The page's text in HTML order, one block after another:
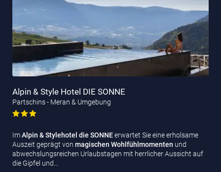
Alpin & Style Hotel DIE SONNE
Partschins - Meran & Umgebung
ImAlpin & Stylehotel die SONNEerwartet Sie eine erholsame
Auszeit geprägt von magischen Wohlfühlmomenten und
abwechslungsreichen Urlaubstagen mit herrlicher Aussicht auf
die Gipfel und…